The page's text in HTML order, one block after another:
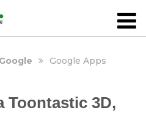
Google Apps
Toontastic 3D,